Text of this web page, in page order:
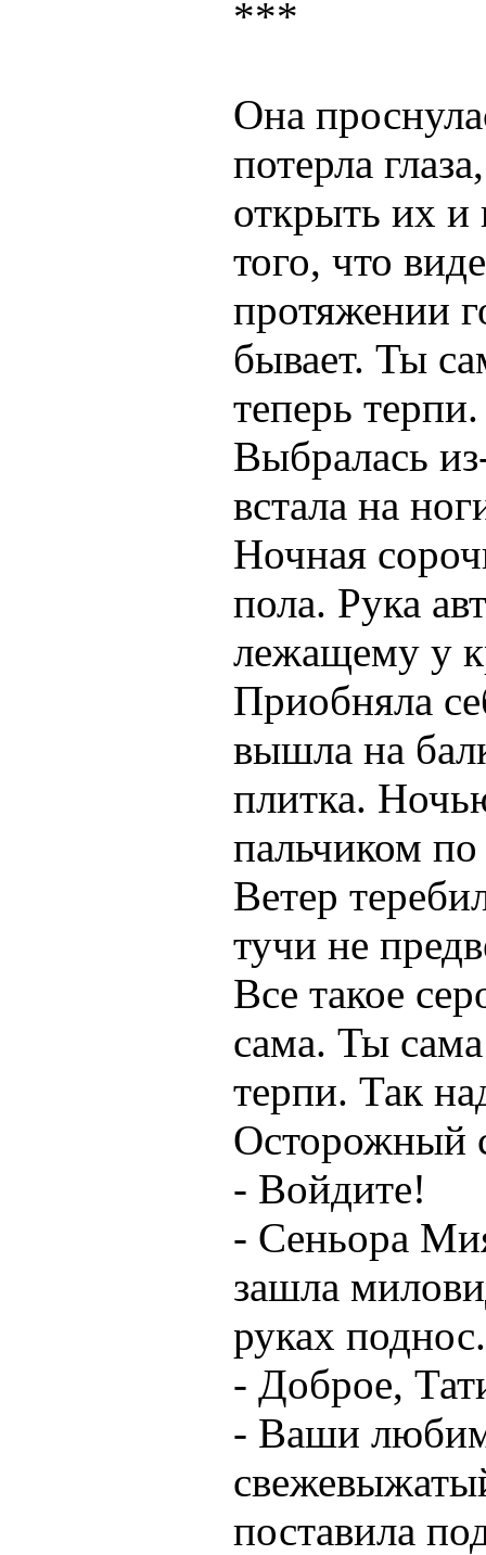
***
Она
потерла
открыть их и
того, что
протяжении
бывает. Ты
теперь
Выбралась
встала на
Ночная
пола. Рука
лежащему у
Приобняла
вышла на
плитка.
пальчиком по
Ветер
тучи не
Все такое
сама. Ты
терпи. Так
Осторожный
- Войдите!
- Сеньора
зашла
руках поднос.
- Доброе,
- Ваши
поставила